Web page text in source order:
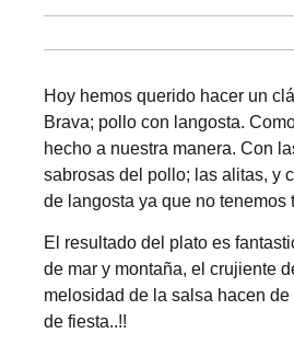
Hoy hemos querido hacer un
Brava; pollo con langosta.
hecho a nuestra manera. Con
sabrosas del pollo; las alitas, y
de langosta ya que no tenemos
El resultado del plato es
de mar y montaña, el crujiente
melosidad de la salsa hacen
de fiesta..!!